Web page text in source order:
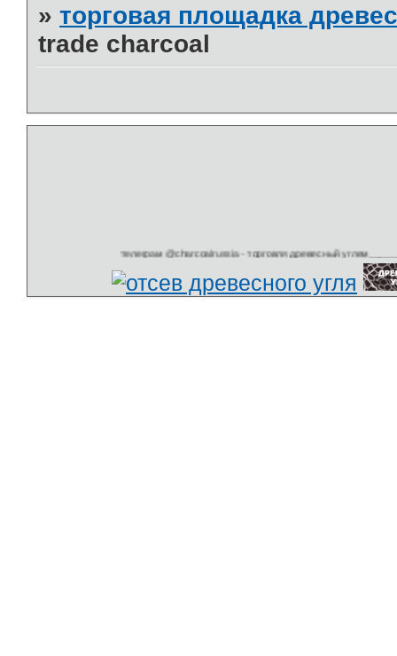
»торговая площадка
trade charcoal
телеграм @charcoalrussia - торговля древесный